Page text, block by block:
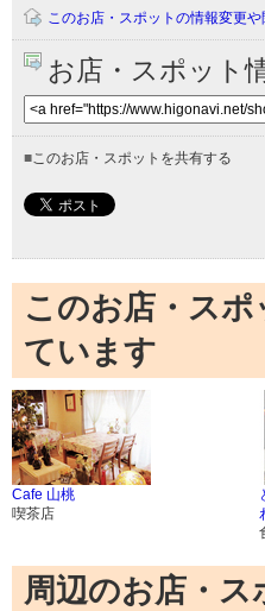
このお店・スポットの情報変更
お店・スポット
■このお店・スポットを共有する
このお店・ス
ています
Cafe 山桃
喫茶店
周辺のお店・ス